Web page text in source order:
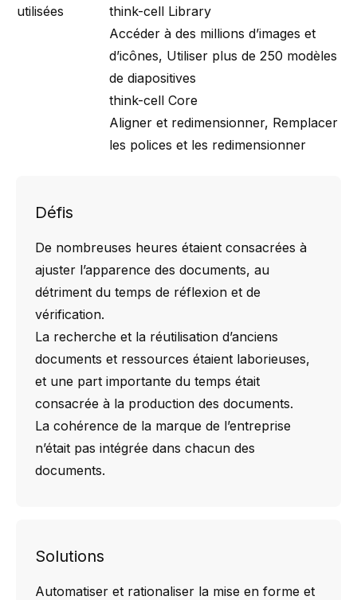
utilisées
think-cell Library
Accéder à des millions d’images et
d’icônes, Utiliser plus de 250 modèles
de diapositives
think-cell Core
Aligner et redimensionner, Remplacer
les polices et les redimensionner
Défis
De nombreuses heures étaient consacrées à
ajuster l’apparence des documents, au
détriment du temps de réflexion et de
vérification.
La recherche et la réutilisation d’anciens
documents et ressources étaient laborieuses,
et une part importante du temps était
consacrée à la production des documents.
La cohérence de la marque de l’entreprise
n’était pas intégrée dans chacun des
documents.
Solutions
Automatiser et rationaliser la mise en forme et